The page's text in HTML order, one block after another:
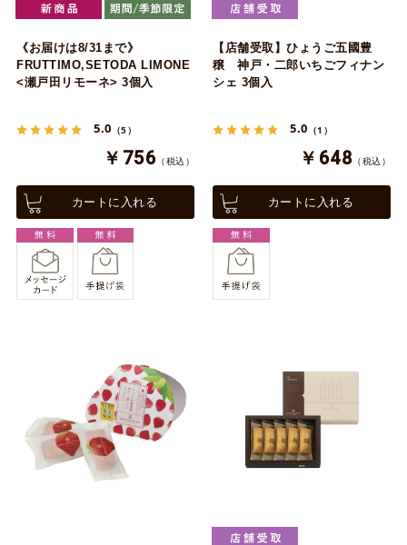
《お届けは8/31まで》
FRUTTIMO,SETODA LIMONE
<瀬戸田リモーネ> 3個入
5.0 （5）
￥756 （税込）
カートに入れる
【店舗受取】ひょうご五國豊
穣 神戸・二郎いちごフィナン
シェ 3個入
5.0 （1）
￥648 （税込）
カートに入れる